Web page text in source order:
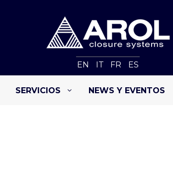
EN IT FR ES
SERVICIOS NEWS Y EVENTOS